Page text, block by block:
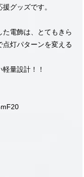
グッズです。
電飾は、とてもきら
灯パターンを変える
量設計！！